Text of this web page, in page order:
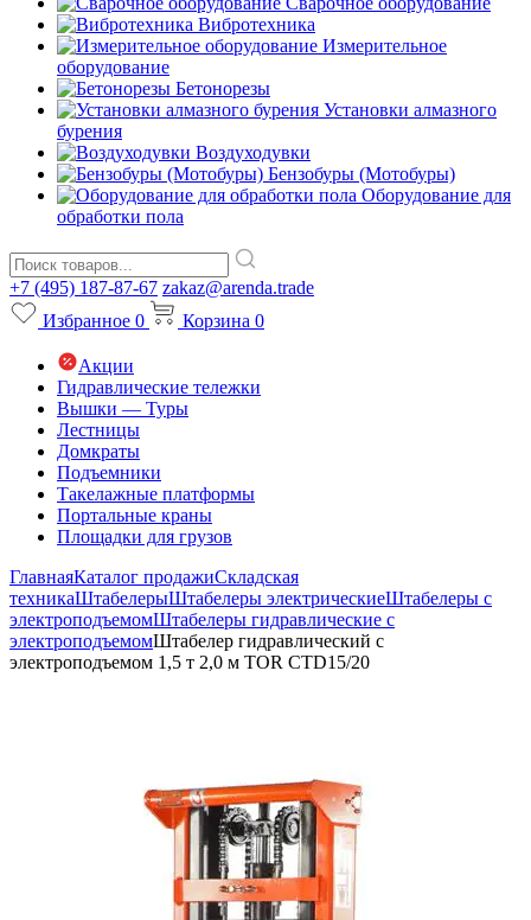
Вибротехника
Измерительное
оборудование
Бетонорезы
Установки алмазного
бурения
Воздуходувки
Бензобуры (Мотобуры)
Оборудование для
обработки пола
+7 (495) 187-87-67 zakaz@arenda.trade
Избранное 0 Корзина 0
Акции
Гидравлические тележки
Вышки — Туры
Лестницы
Домкраты
Подъемники
Такелажные платформы
Портальные краны
Площадки для грузов
ГлавнаяКаталог продажиСкладская
техникаШтабелерыШтабелеры электрическиеШтабелеры с
электроподъемомШтабелеры гидравлические c
электроподъемомШтабелер гидравлический с
электроподъемом 1,5 т 2,0 м TOR CTD15/20